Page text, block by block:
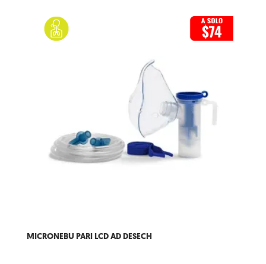
MICRONEBU PARI LCD AD DESECH